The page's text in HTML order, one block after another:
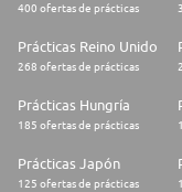
400 ofertas de prácticas
Prácticas Reino Unido
268 ofertas de prácticas
Prácticas Hungría
185 ofertas de prácticas
Prácticas Japón
125 ofertas de prácticas